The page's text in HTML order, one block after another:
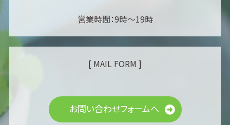
営業時間：9時～19時
[ MAIL FORM ]
お問い合わせフォームへ